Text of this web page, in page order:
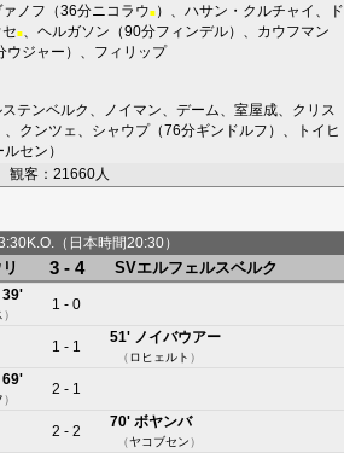
ノフ （36分ニコラウ■ ）、 ハサン・クルチャイ
ド
■ ヘルガソン （90分フィンデル）、 カウフマン
ウジャー ）、 フィリップ
テンベルク ノイマン デーム 室屋成
クリス
クンツェ シャウプ（76分ギンドルフ ）、
トイヒ
ルセン ）
観客：21660人
（日本時間20:30）
3 - 4 SVエルフェルスベルク
39'
）
1 - 0
1 - 1
51' ノイバウアー
（ロヒェルト ）
69'
）
2 - 1
2 - 2
70' ボヤンバ
（ヤコブセン）